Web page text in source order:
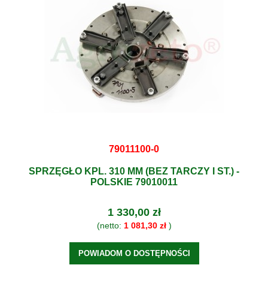
79011100-0
SPRZĘGŁO KPL. 310 MM (BEZ TARCZY I ST.) -
POLSKIE 79010011
1 330,00 zł
(netto: 1 081,30 zł)
POWIADOM O DOSTĘPNOŚCI